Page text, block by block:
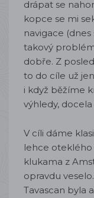
drápat se
kopce se mi
navigace
takový
dobře. Z
to do cíle už
i když běžíme
výhledy,
V cíli dáme
lehce oteklého
klukama z
opravdu veselo.
Tavascan byla